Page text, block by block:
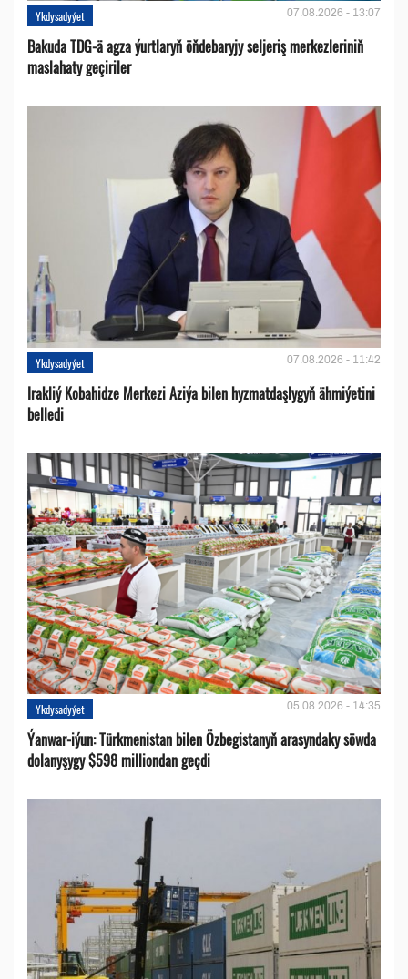
Ykdysadyýet 07.08.2026 - 13:07
Bakuda TDG-ä agza ýurtlaryň öňdebaryjy seljeriş merkezleriniň
maslahaty geçiriler
Ykdysadyýet 07.08.2026 - 11:42
Irakliý Kobahidze Merkezi Aziýa bilen hyzmatdaşlygyň ähmiýetini
belledi
Ykdysadyýet 05.08.2026 - 14:35
Ýanwar-iýun: Türkmenistan bilen Özbegistanyň arasyndaky söwda
dolanyşygy $598 milliondan geçdi